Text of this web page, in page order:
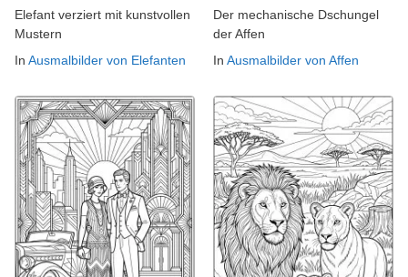
Elefant verziert mit kunstvollen
Mustern
In Ausmalbilder von Elefanten
Der mechanische Dschungel
der Affen
In Ausmalbilder von Affen